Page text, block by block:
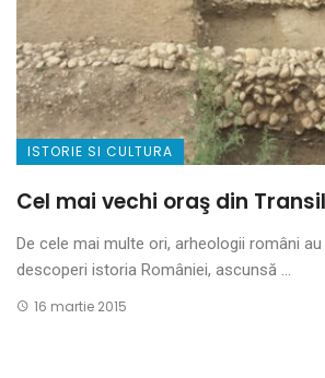
ISTORIE SI CULTURA
Cel mai vechi oraş din
De cele mai multe ori, arheologii români
descoperi istoria României, ascunsă ...
16 martie 2015